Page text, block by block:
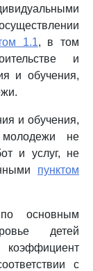
1.1, в том
и
и обучения,
и обучения,
не
и услуг, не
пунктом
основным
детей
с